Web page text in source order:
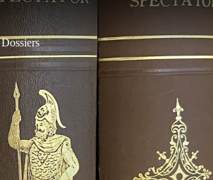
Dossiers